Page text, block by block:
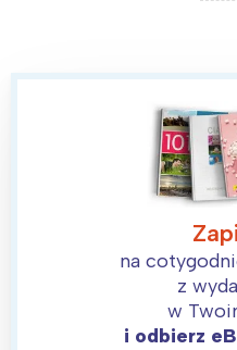
na
z
w
i odbierz